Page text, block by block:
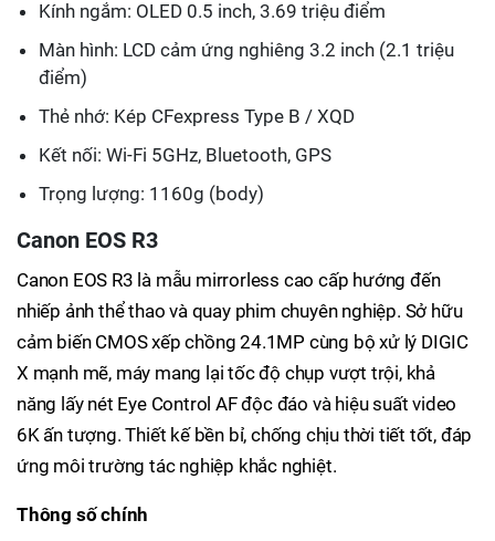
Kính ngắm: OLED 0.5 inch, 3.69 triệu điểm
Màn hình: LCD cảm ứng nghiêng 3.2 inch (2.1 triệu
điểm)
Thẻ nhớ: Kép CFexpress Type B / XQD
Kết nối: Wi-Fi 5GHz, Bluetooth, GPS
Trọng lượng: 1160g (body)
Canon EOS R3
Canon EOS R3 là mẫu mirrorless cao cấp hướng đến
nhiếp ảnh thể thao và quay phim chuyên nghiệp. Sở hữu
cảm biến CMOS xếp chồng 24.1MP cùng bộ xử lý DIGIC
X mạnh mẽ, máy mang lại tốc độ chụp vượt trội, khả
năng lấy nét Eye Control AF độc đáo và hiệu suất video
6K ấn tượng. Thiết kế bền bỉ, chống chịu thời tiết tốt, đáp
ứng môi trường tác nghiệp khắc nghiệt.
Thông số chính